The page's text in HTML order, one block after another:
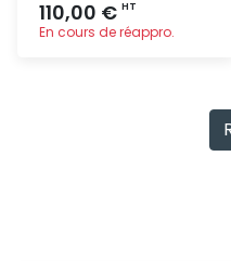
110,00 € HT
En cours de réappro.